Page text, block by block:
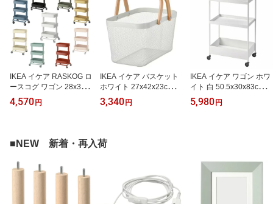
IKEA イケア RASKOG ロ
ースコグ ワゴン 28x38x
61cm 小サイズ キッチン
ワゴン 3段 キャスター付
ン収納 キッチンワゴン
おしゃれ シンプル 北欧
4,570 円
IKEA イケア バスケット
ホワイト 27x42x23cm m
90530397 RISATORP リ
ーサトルプ 日用品雑貨
かわいい
3,340 円
IKEA イケア ワゴン ホワ
イト 白 50.5x30x83cm
キャスター付き n904657
35 NISSAFORS ニッサ
5,980 円
■NEW 新着・再入荷